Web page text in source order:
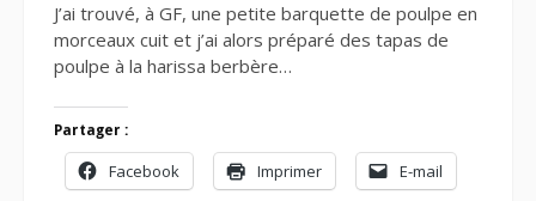
J’ai trouvé, à GF, une petite barquette de poulpe en
morceaux cuit et j’ai alors préparé des tapas de
poulpe à la harissa berbère…
Partager :
Facebook Imprimer E-mail